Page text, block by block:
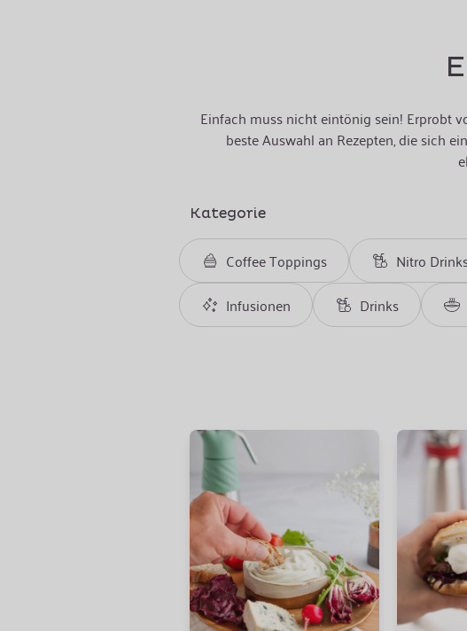
Einfach muss nicht eintönig sein! Erprobt
beste Auswahl an Rezepten, die sich
Kategorie
Coffee Toppings Nitro
Infusionen
Drinks